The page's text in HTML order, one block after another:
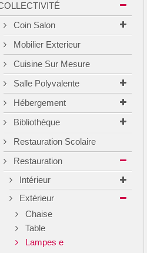
Coin Salon
Mobilier Exterieur
Cuisine Sur Mesure
Salle Polyvalente
Hébergement
Bibliothèque
Restauration Scolaire
Restauration
Intérieur
Extérieur
Chaise
Table
Lampes e